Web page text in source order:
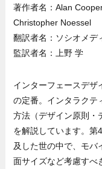
著作者名：Alan
Christopher Noessel
翻訳者名：ソシオメデ
監訳者名：上野 学
インターフェースデザ
の定番。インタラクテ
方法（デザイン原則・
を解説しています。第
及した世の中で、モバ
面サイズなど考慮すべ